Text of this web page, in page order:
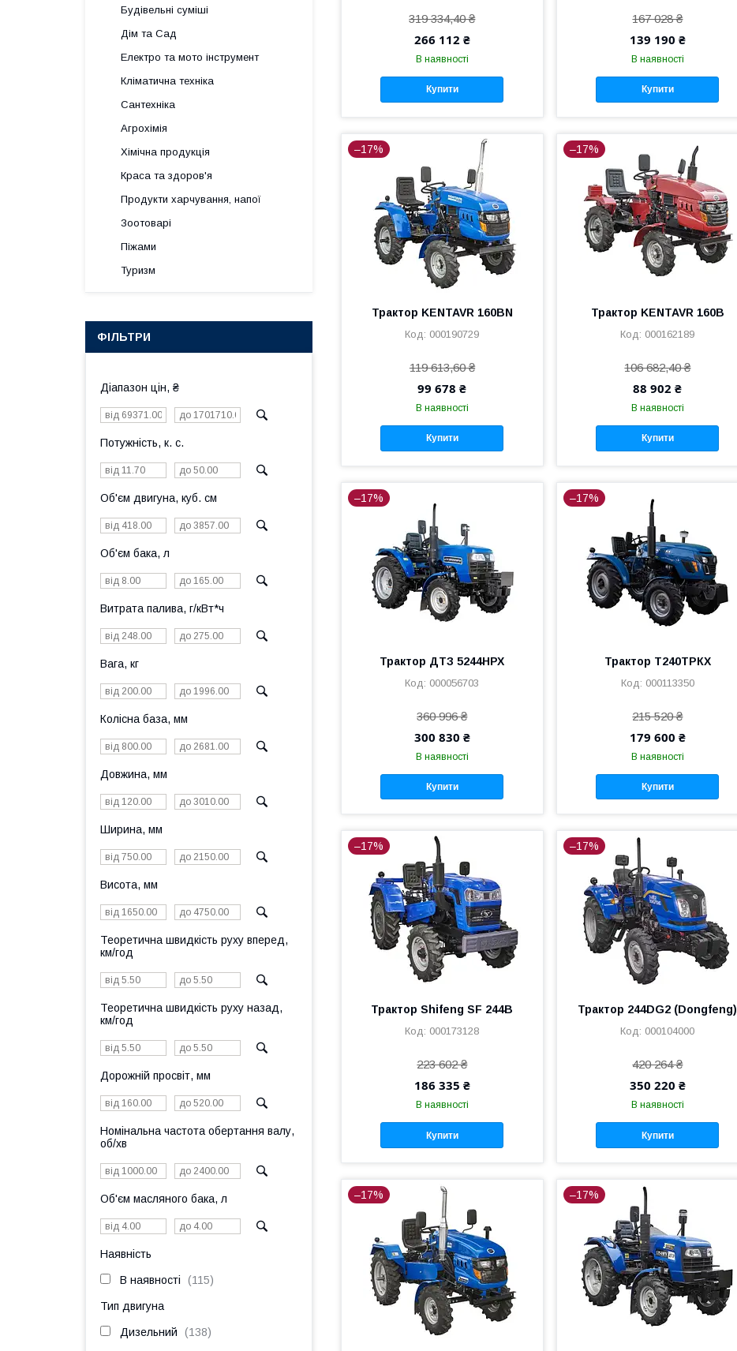
319 334,40 ₴
266 112 ₴
В наявності
Купити
167 028 ₴
139 190 ₴
В наявності
Купити
–17%
Трактор KENTAVR 160BN
000190729
119 613,60 ₴
99 678 ₴
В наявності
Купити
–17%
Трактор KENTAVR 160B
000162189
106 682,40 ₴
88 902 ₴
В наявності
Купити
–17%
Трактор ДТЗ 5244НРХ
000056703
360 996 ₴
300 830 ₴
В наявності
Купити
–17%
Трактор Т240TРКX
000113350
215 520 ₴
179 600 ₴
В наявності
Купити
–17%
Трактор Shifeng SF 244B
000173128
223 602 ₴
186 335 ₴
В наявності
Купити
–17%
Трактор 244DG2 (Dongfeng)
000104000
420 264 ₴
350 220 ₴
В наявності
Купити
–17% –17%
Будівельні суміші
Дім та Сад
Електро та мото інструмент
Кліматична техніка
Сантехніка
Агрохімія
Хімічна продукція
Краса та здоров'я
Продукти харчування, напої
Зоотоварі
Піжами
Туризм
ФІЛЬТРИ
Діапазон цін, ₴
Потужність, к. с.
Об'єм двигуна, куб. см
Об'єм бака, л
Витрата палива, г/кВт*ч
Вага, кг
Колісна база, мм
Довжина, мм
Ширина, мм
Висота, мм
Теоретична швидкість руху вперед,
км/год
Теоретична швидкість руху назад,
км/год
Дорожній просвіт, мм
Номінальна частота обертання валу,
об/хв
Об'єм масляного бака, л
Наявність
В наявності 115
Тип двигуна
Дизельний 138